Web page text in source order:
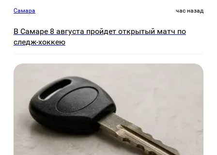
Самара час назад
В Самаре 8 августа пройдет открытый матч по
следж-хоккею